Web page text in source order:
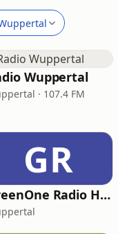
Wuppertal
· 107.4 FM
GR
GreenOne Radio HipHopDeluxe